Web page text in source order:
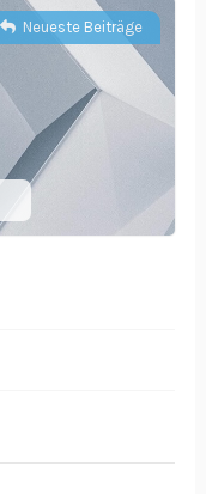
Neueste Beiträge